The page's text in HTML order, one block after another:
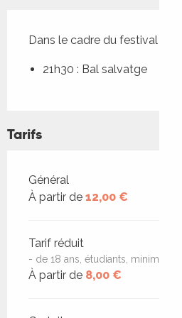
Dans le cadre du festival
21h30 : Bal salvatge
Tarifs
Tarifs 2026
Général
À partir de 12,00 €
Tarif réduit
- de 18 ans, étudiants, minima
À partir de 8,00 €